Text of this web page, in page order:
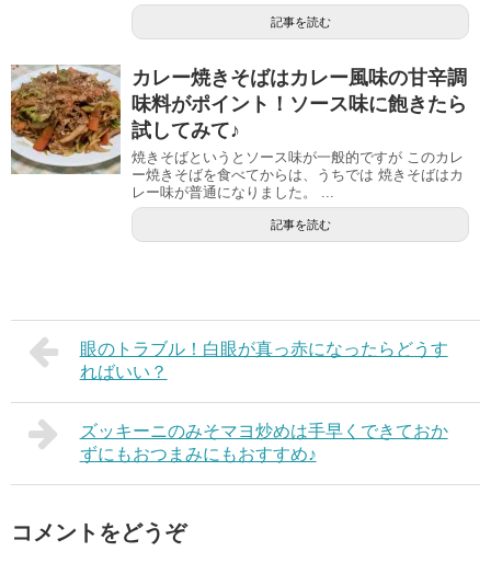
記事を読む
カレー焼きそばはカレー風味の甘辛調
味料がポイント！ソース味に飽きたら
試してみて♪
焼きそばというとソース味が一般的ですが このカレ
ー焼きそばを食べてからは、うちでは 焼きそばはカ
レー味が普通になりました。 ...
記事を読む
眼のトラブル！白眼が真っ赤になったらどうす
ればいい？
ズッキーニのみそマヨ炒めは手早くできておか
ずにもおつまみにもおすすめ♪
コメントをどうぞ